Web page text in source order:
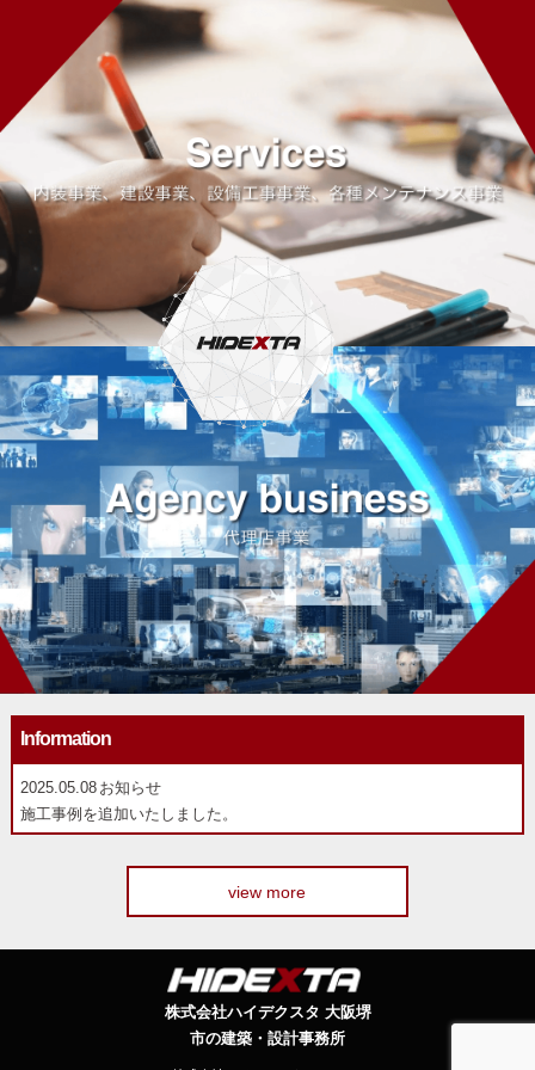
Information
2025.05.08 お知らせ
施工事例を追加いたしました。
view more
株式会社ハイデクスタ 大阪堺
市の建築・設計事務所